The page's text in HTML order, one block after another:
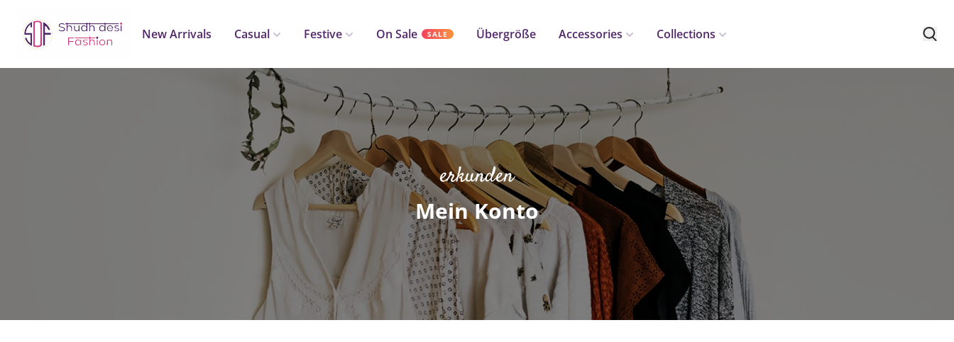
New Arrivals Casual Festive On Sale SALE Übergröße Accessories Collections
erkunden
Mein Konto